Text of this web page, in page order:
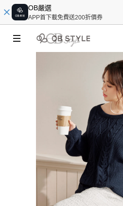
OB嚴選
APP首下載免費送200折價券